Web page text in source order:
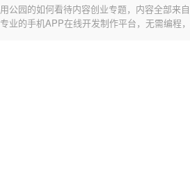
公园的如何看待内容创业专题，内容全部来
业的手机APP在线开发制作平台，无需编程